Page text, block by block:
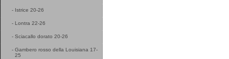
- Istrice 20-26
- Lontra 22-26
- Sciacallo dorato 20-26
- Gambero rosso della Louisiana 17-
25